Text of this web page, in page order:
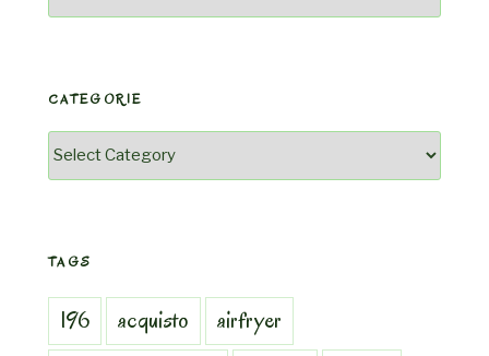
CATEGORIE
Categorie
TAGS
196 acquisto
airfryer